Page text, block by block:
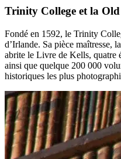
Trinity College et la
Fondé en 1592, le Trinity
d’Irlande. Sa pièce maîtresse,
abrite le Livre de Kells, quatre
ainsi que quelque 200 000
historiques les plus